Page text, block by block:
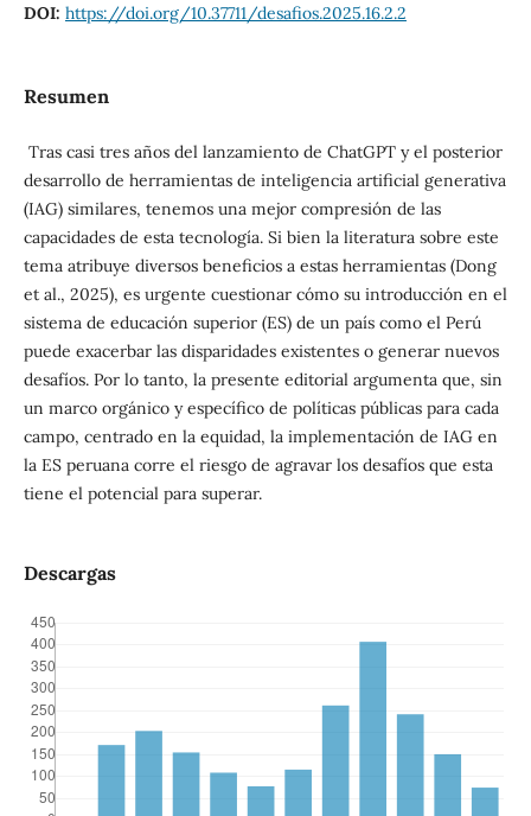
DOI: https://doi.org/10.37711/desafios.2025.16.2.2
Resumen
Tras casi tres años del lanzamiento de ChatGPT y el posterior
desarrollo de herramientas de inteligencia artificial generativa
(IAG) similares, tenemos una mejor compresión de las
capacidades de esta tecnología. Si bien la literatura sobre este
tema atribuye diversos beneficios a estas herramientas (Dong
et al., 2025), es urgente cuestionar cómo su introducción en el
sistema de educación superior (ES) de un país como el Perú
puede exacerbar las disparidades existentes o generar nuevos
desafíos. Por lo tanto, la presente editorial argumenta que, sin
un marco orgánico y específico de políticas públicas para cada
campo, centrado en la equidad, la implementación de IAG en
la ES peruana corre el riesgo de agravar los desafíos que esta
tiene el potencial para superar.
Descargas